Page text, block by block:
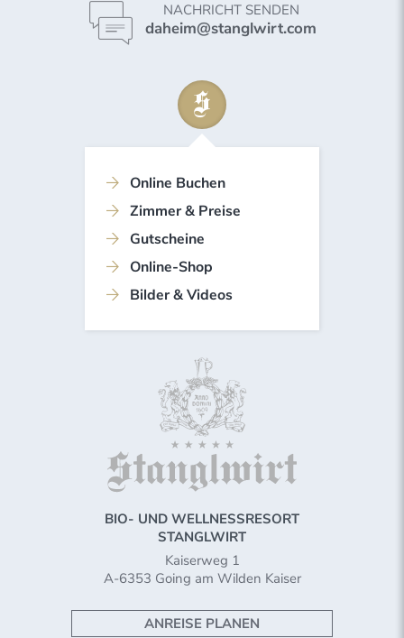
NACHRICHT SENDEN
daheim@stanglwirt.com
Online Buchen
Zimmer & Preise
Gutscheine
Online-Shop
Bilder & Videos
BIO- UND WELLNESSRESORT
STANGLWIRT
Kaiserweg 1
A-6353 Going am Wilden Kaiser
ANREISE PLANEN